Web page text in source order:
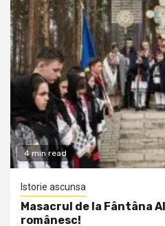
4 min read
Istorie ascunsa
Masacrul de la Fântâna
românesc!